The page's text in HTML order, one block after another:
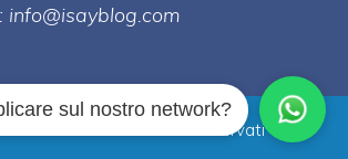
info@isayblog.com
© 2026 Tutti i diritti riservati
sul nostro network?